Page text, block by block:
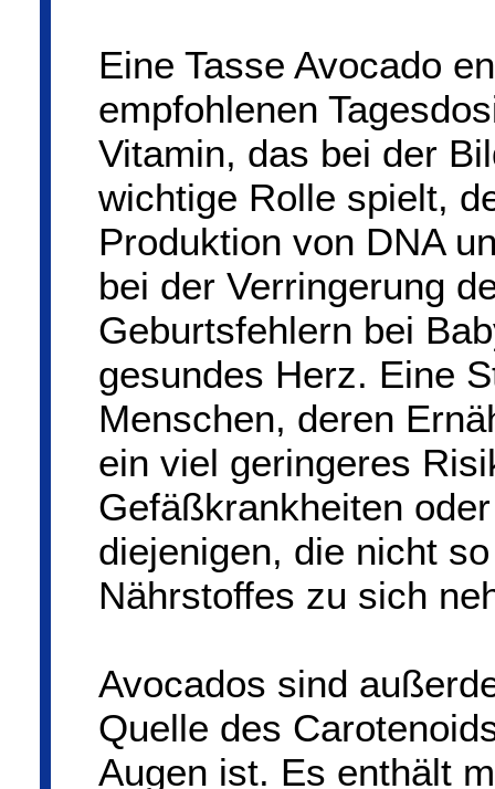
Eine Tasse Avocado
empfohlenen
Vitamin, das bei der
wichtige Rolle spielt,
Produktion von DNA
bei der Verringerung
Geburtsfehlern bei
gesundes Herz. Eine
Menschen, deren
ein viel geringeres
Gefäßkrankheiten
diejenigen, die nicht
Nährstoffes zu sich
Avocados sind
Quelle des
Augen ist. Es enthält